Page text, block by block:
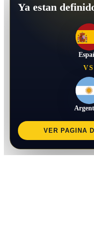
Ya estan
VS
VER PAGINA